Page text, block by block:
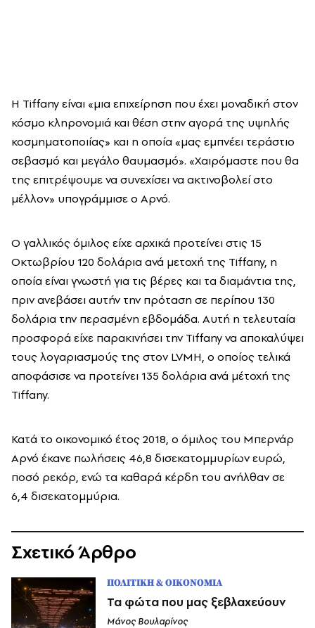
Η Tiffany είναι «μια επιχείρηση που έχει μοναδική στον
κόσμο κληρονομιά και θέση στην αγορά της υψηλής
κοσμηματοποιίας» και η οποία «μας εμπνέει τεράστιο
σεβασμό και μεγάλο θαυμασμό». «Χαιρόμαστε που θα
της επιτρέψουμε να συνεχίσει να ακτινοβολεί στο
μέλλον» υπογράμμισε ο Αρνό.
Ο γαλλικός όμιλος είχε αρχικά προτείνει στις 15
Οκτωβρίου 120 δολάρια ανά μετοχή της Tiffany, η
οποία είναι γνωστή για τις βέρες και τα διαμάντια της,
πριν ανεβάσει αυτήν την πρόταση σε περίπου 130
δολάρια την περασμένη εβδομάδα. Αυτή η τελευταία
προσφορά είχε παρακινήσει την Tiffany να αποκαλύψει
τους λογαριασμούς της στον LVMH, ο οποίος τελικά
αποφάσισε να προτείνει 135 δολάρια ανά μέτοχή της
Tiffany.
Κατά το οικονομικό έτος 2018, ο όμιλος του Μπερνάρ
Αρνό έκανε πωλήσεις 46,8 δισεκατομμυρίων ευρώ,
ποσό ρεκόρ, ενώ τα καθαρά κέρδη του ανήλθαν σε
6,4 δισεκατομμύρια.
Σχετικό Άρθρο
ΠΟΛΙΤΙΚΗ & ΟΙΚΟΝΟΜΙΑ
Τα φώτα που μας ξεβλαχεύουν
Μάνος Βουλαρίνος